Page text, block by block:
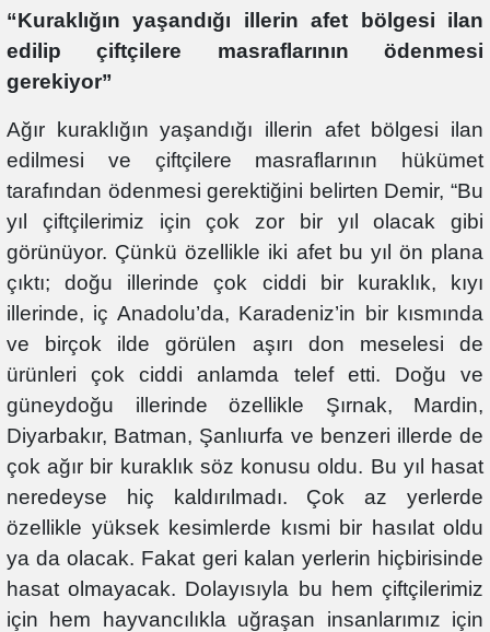
“Kuraklığın yaşandığı illerin afet bölgesi ilan
edilip çiftçilere masraflarının ödenmesi
gerekiyor”
Ağır kuraklığın yaşandığı illerin afet bölgesi ilan
edilmesi ve çiftçilere masraflarının hükümet
tarafından ödenmesi gerektiğini belirten Demir, “Bu
yıl çiftçilerimiz için çok zor bir yıl olacak gibi
görünüyor. Çünkü özellikle iki afet bu yıl ön plana
çıktı; doğu illerinde çok ciddi bir kuraklık, kıyı
illerinde, iç Anadolu’da, Karadeniz’in bir kısmında
ve birçok ilde görülen aşırı don meselesi de
ürünleri çok ciddi anlamda telef etti. Doğu ve
güneydoğu illerinde özellikle Şırnak, Mardin,
Diyarbakır, Batman, Şanlıurfa ve benzeri illerde de
çok ağır bir kuraklık söz konusu oldu. Bu yıl hasat
neredeyse hiç kaldırılmadı. Çok az yerlerde
özellikle yüksek kesimlerde kısmi bir hasılat oldu
ya da olacak. Fakat geri kalan yerlerin hiçbirisinde
hasat olmayacak. Dolayısıyla bu hem çiftçilerimiz
için hem hayvancılıkla uğraşan insanlarımız için